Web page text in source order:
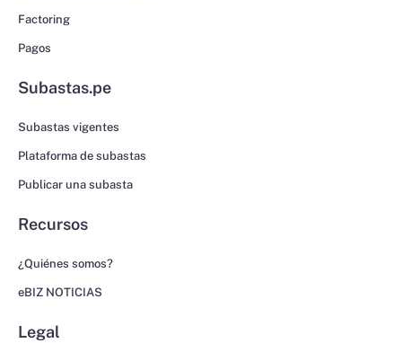
Factoring
Pagos
Subastas.pe
Subastas vigentes
Plataforma de subastas
Publicar una subasta
Recursos
¿Quiénes somos?
eBIZ NOTICIAS
Legal